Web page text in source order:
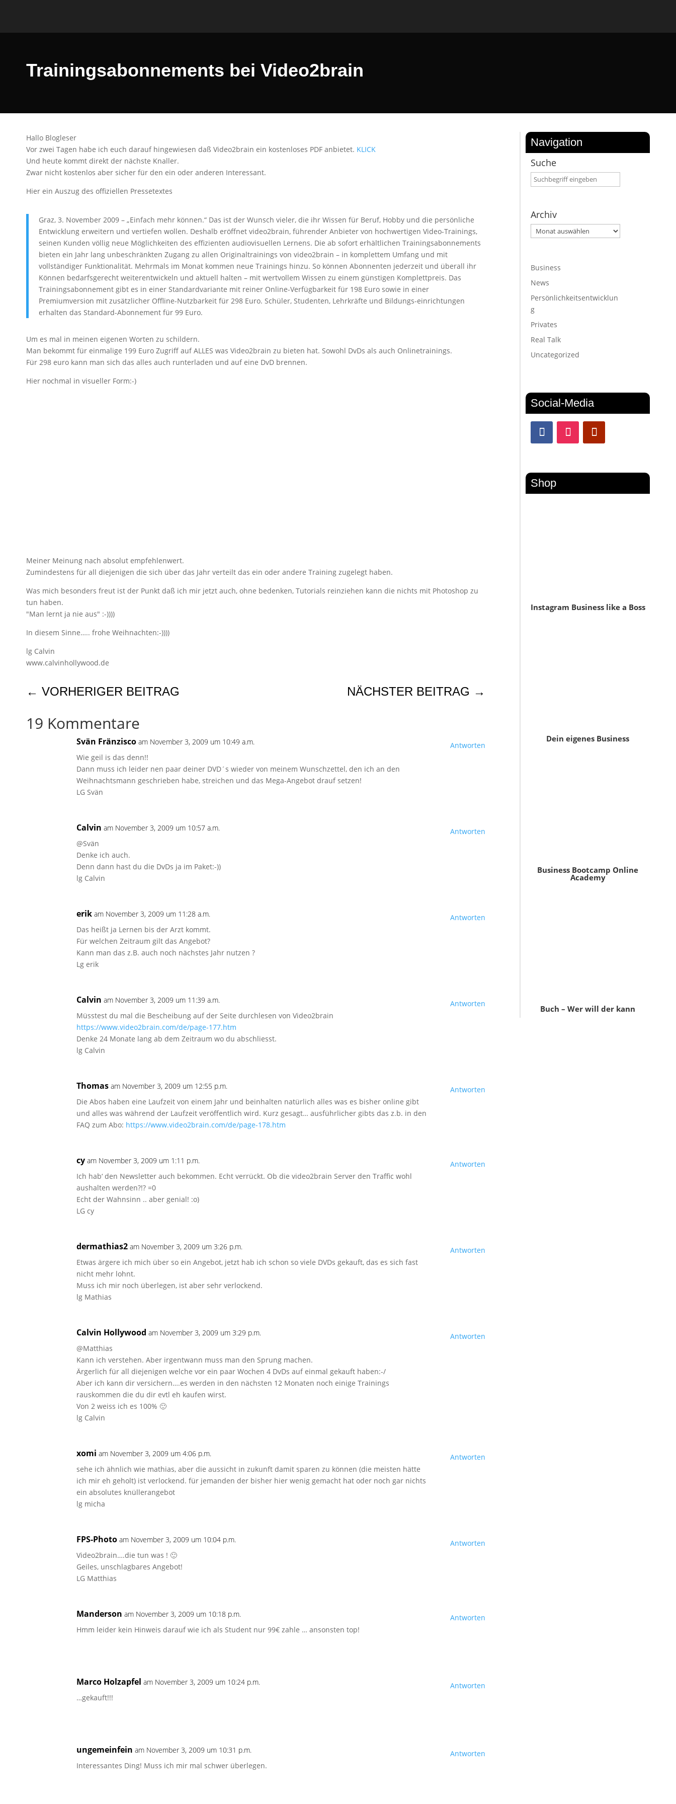
Trainingsabonnements bei Video2brain
Hallo Blogleser
Vor zwei Tagen habe ich euch darauf hingewiesen daß Video2brain ein kostenloses PDF anbietet. KLICK
Und heute kommt direkt der nächste Knaller.
Zwar nicht kostenlos aber sicher für den ein oder anderen Interessant.
Hier ein Auszug des offiziellen Pressetextes
Graz, 3. November 2009 – „Einfach mehr können.“ Das ist der Wunsch vieler, die ihr Wissen für Beruf, Hobby und die persönliche
Entwicklung erweitern und vertiefen wollen. Deshalb eröffnet video2brain, führender Anbieter von hochwertigen Video-Trainings,
seinen Kunden völlig neue Möglichkeiten des effizienten audiovisuellen Lernens. Die ab sofort erhältlichen Trainingsabonnements
bieten ein Jahr lang unbeschränkten Zugang zu allen Originaltrainings von video2brain – in komplettem Umfang und mit
vollständiger Funktionalität. Mehrmals im Monat kommen neue Trainings hinzu. So können Abonnenten jederzeit und überall ihr
Können bedarfsgerecht weiterentwickeln und aktuell halten – mit wertvollem Wissen zu einem günstigen Komplettpreis. Das
Trainingsabonnement gibt es in einer Standardvariante mit reiner Online-Verfügbarkeit für 198 Euro sowie in einer
Premiumversion mit zusätzlicher Offline-Nutzbarkeit für 298 Euro. Schüler, Studenten, Lehrkräfte und Bildungs-einrichtungen
erhalten das Standard-Abonnement für 99 Euro.
Um es mal in meinen eigenen Worten zu schildern.
Man bekommt für einmalige 199 Euro Zugriff auf ALLES was Video2brain zu bieten hat. Sowohl DvDs als auch Onlinetrainings.
Für 298 euro kann man sich das alles auch runterladen und auf eine DvD brennen.
Hier nochmal in visueller Form:-)
Meiner Meinung nach absolut empfehlenwert.
Zumindestens für all diejenigen die sich über das Jahr verteilt das ein oder andere Training zugelegt haben.
Was mich besonders freut ist der Punkt daß ich mir jetzt auch, ohne bedenken, Tutorials reinziehen kann die nichts mit Photoshop zu
tun haben.
"Man lernt ja nie aus" :-))))
In diesem Sinne….. frohe Weihnachten:-))))
lg Calvin
www.calvinhollywood.de
← VORHERIGER BEITRAG NÄCHSTER BEITRAG →
19 Kommentare
Svän Fränzisco am November 3, 2009 um 10:49 a.m.
Wie geil is das denn!!
Dann muss ich leider nen paar deiner DVD´s wieder von meinem Wunschzettel, den ich an den
Weihnachtsmann geschrieben habe, streichen und das Mega-Angebot drauf setzen!
LG Svän
Antworten
Calvin am November 3, 2009 um 10:57 a.m.
@Svän
Denke ich auch.
Denn dann hast du die DvDs ja im Paket:-))
lg Calvin
Antworten
erik am November 3, 2009 um 11:28 a.m.
Das heißt ja Lernen bis der Arzt kommt.
Für welchen Zeitraum gilt das Angebot?
Kann man das z.B. auch noch nächstes Jahr nutzen ?
Lg erik
Antworten
Calvin am November 3, 2009 um 11:39 a.m.
Müsstest du mal die Bescheibung auf der Seite durchlesen von Video2brain
https://www.video2brain.com/de/page-177.htm
Denke 24 Monate lang ab dem Zeitraum wo du abschliesst.
lg Calvin
Antworten
Thomas am November 3, 2009 um 12:55 p.m.
Die Abos haben eine Laufzeit von einem Jahr und beinhalten natürlich alles was es bisher online gibt
und alles was während der Laufzeit veröffentlich wird. Kurz gesagt… ausführlicher gibts das z.b. in den
FAQ zum Abo: https://www.video2brain.com/de/page-178.htm
Antworten
cy am November 3, 2009 um 1:11 p.m.
Ich hab‘ den Newsletter auch bekommen. Echt verrückt. Ob die video2brain Server den Traffic wohl
aushalten werden?!? =0
Echt der Wahnsinn .. aber genial! :o)
LG cy
Antworten
dermathias2 am November 3, 2009 um 3:26 p.m.
Etwas ärgere ich mich über so ein Angebot, jetzt hab ich schon so viele DVDs gekauft, das es sich fast
nicht mehr lohnt.
Muss ich mir noch überlegen, ist aber sehr verlockend.
lg Mathias
Antworten
Calvin Hollywood am November 3, 2009 um 3:29 p.m.
@Matthias
Kann ich verstehen. Aber irgentwann muss man den Sprung machen.
Ärgerlich für all diejenigen welche vor ein paar Wochen 4 DvDs auf einmal gekauft haben:-/
Aber ich kann dir versichern….es werden in den nächsten 12 Monaten noch einige Trainings
rauskommen die du dir evtl eh kaufen wirst.
Von 2 weiss ich es 100% 🙂
lg Calvin
Antworten
xomi am November 3, 2009 um 4:06 p.m.
sehe ich ähnlich wie mathias, aber die aussicht in zukunft damit sparen zu können (die meisten hätte
ich mir eh geholt) ist verlockend. für jemanden der bisher hier wenig gemacht hat oder noch gar nichts
ein absolutes knüllerangebot
lg micha
Antworten
FPS-Photo am November 3, 2009 um 10:04 p.m.
Video2brain….die tun was ! 🙂
Geiles, unschlagbares Angebot!
LG Matthias
Antworten
Manderson am November 3, 2009 um 10:18 p.m.
Hmm leider kein Hinweis darauf wie ich als Student nur 99€ zahle … ansonsten top!
Antworten
Marco Holzapfel am November 3, 2009 um 10:24 p.m.
…gekauft!!!
Antworten
ungemeinfein am November 3, 2009 um 10:31 p.m.
Interessantes Ding! Muss ich mir mal schwer überlegen.
Antworten
Navigation
Suche
Archiv
Archiv
Business
News
Persönlichkeitsentwicklun
g
Privates
Real Talk
Uncategorized
Social-Media
Shop
Instagram Business like a Boss
Dein eigenes Business
Business Bootcamp Online
Academy
Buch – Wer will der kann